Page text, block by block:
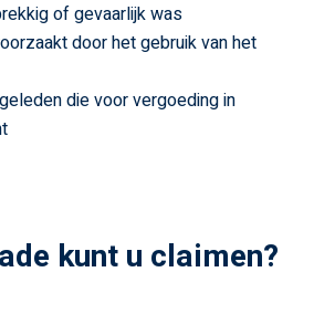
of gevaarlijk was
door het gebruik van het
die voor vergoeding in
kunt u claimen?